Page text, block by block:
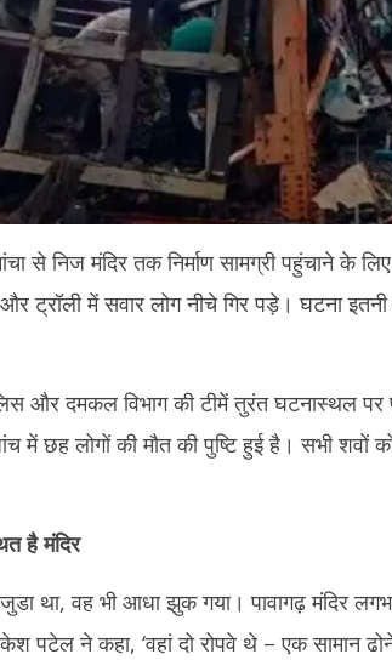
से निज मंदिर तक निर्माण सामग्री पहुंचाने के
ट्रॉली में सवार लोग नीचे गिर पड़े। घटना
और दमकल विभाग की टीमें तुरंत घटनास्थल
में छह लोगों की मौत की पुष्टि हुई है। सभी शवों
है मंदिर
था, वह भी आधा झुक गया। पावागढ़ मंदिर
पटेल ने कहा, ‘वहां दो रोपवे थे – एक सामान